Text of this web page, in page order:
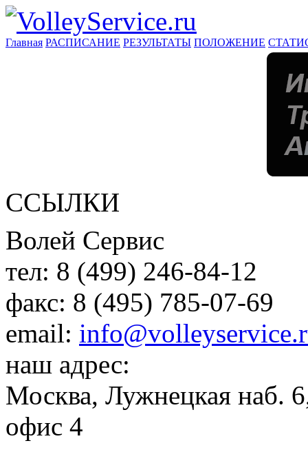
Главная РАСПИСАНИЕ РЕЗУЛЬТАТЫ ПОЛОЖЕНИЕ
ССЫЛКИ
Волей Сервис
тел: 8 (499) 246-84-12
факс: 8 (495) 785-07-69
email:
наш адрес:
Москва, Лужнецкая наб.
офис 4